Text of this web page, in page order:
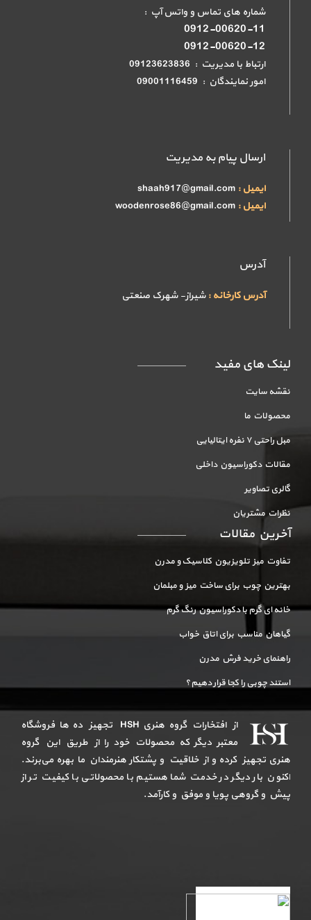
شماره های تماس و واتس آپ :
0912-00620-11
0912-00620-12
ارتباط با مدیریت : 09123623836
امور نمایندگان : 09001116459
ارسال پیام به مدیریت
ایمیل :
ایمیل : woodenrose86@gmail.com
آدرس
آدرس کارخانه :شیراز- شهرک صنعتی
لینک های مفید
نقشه سایت
محصولات ما
مبل راحتی ۷ نفره ایتالیایی
مقالات دکوراسیون داخلی
گالری تصاویر
نظرات مشتریان
آخرین مقالات
تفاوت میز تلویزیون کلاسیک و مدرن
بهترین چوب برای ساخت میز و مبلمان
خانه ای گرم با دکوراسیون رنگ گرم
گیاهان مناسب برای اتاق خواب
راهنمای خرید فرش مدرن
استند چوبی را کجا قرار دهیم؟
از افتخارات گروه هنری HSH تجهیز ده ها فروشگاه
معتبر دیگر که محصولات خود را از طریق این گروه
هنری تجهیز کرده و از خلاقیت و پشتکار هنرمندان ما بهره می‌برند.
اکنون بار دیگر در خدمت شما هستیم با محصولاتی با کیفیت تر از
پیش و گروهی پویا و موفق و کارآمد.